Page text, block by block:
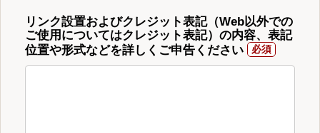
リンク設置およびクレジット表記（Web以外での
ご使用についてはクレジット表記）の内容、表記
位置や形式などを詳しくご申告ください